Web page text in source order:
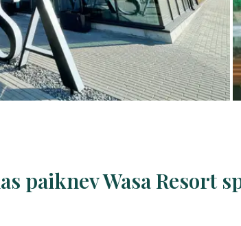
paiknev Wasa Resort